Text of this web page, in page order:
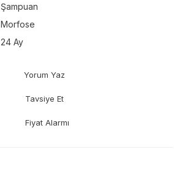
Şampuan
Morfose
24 Ay
Yorum Yaz
Tavsiye Et
Fiyat Alarmı